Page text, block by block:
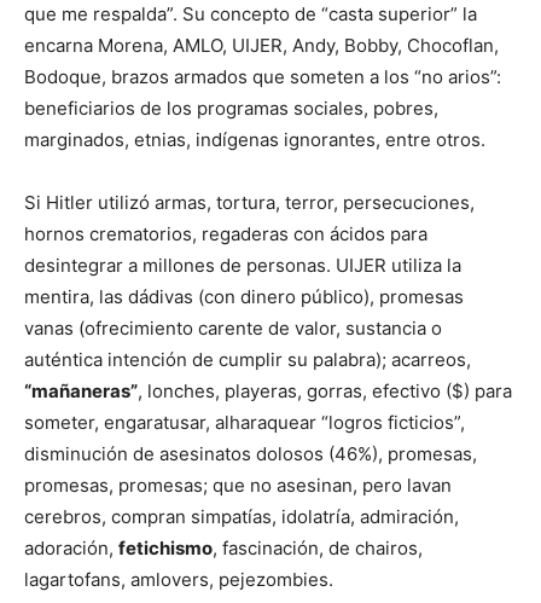
que me respalda”. Su concepto de “casta superior” la
encarna Morena, AMLO, UIJER, Andy, Bobby, Chocoflan,
Bodoque, brazos armados que someten a los “no arios”:
beneficiarios de los programas sociales, pobres,
marginados, etnias, indígenas ignorantes, entre otros.
Si Hitler utilizó armas, tortura, terror, persecuciones,
hornos crematorios, regaderas con ácidos para
desintegrar a millones de personas. UIJER utiliza la
mentira, las dádivas (con dinero público), promesas
vanas (ofrecimiento carente de valor, sustancia o
auténtica intención de cumplir su palabra); acarreos,
“mañaneras”, lonches, playeras, gorras, efectivo ($) para
someter, engaratusar, alharaquear “logros ficticios”,
disminución de asesinatos dolosos (46%), promesas,
promesas, promesas; que no asesinan, pero lavan
cerebros, compran simpatías, idolatría, admiración,
adoración, fetichismo, fascinación, de chairos,
lagartofans, amlovers, pejezombies.